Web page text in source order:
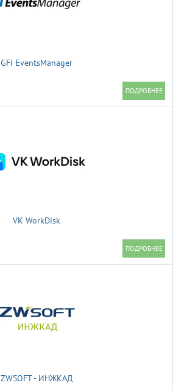
GFI EventsManager
VK WorkDisk
ZWSOFT - ИНЖКАД